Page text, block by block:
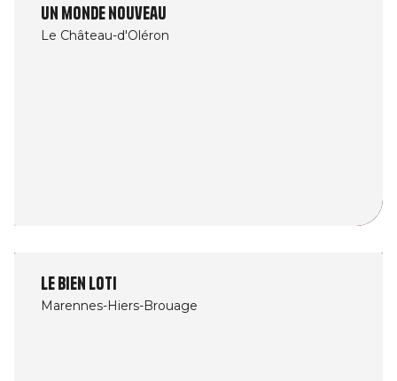
Un monde nouveau
Le Château-d'Oléron
Le Bien Loti
Marennes-Hiers-Brouage